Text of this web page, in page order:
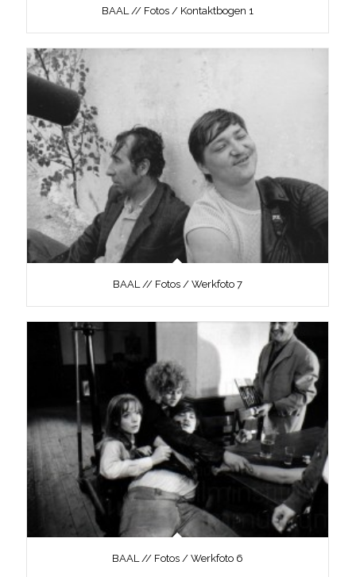
BAAL // Fotos / Kontaktbogen 1
BAAL // Fotos / Werkfoto 7
BAAL // Fotos / Werkfoto 6